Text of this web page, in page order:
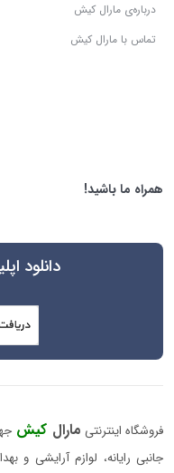
درباره‌ی مارال کیش
تماس با مارال کیش
همراه ما باشید!
دانلود
فروشگاه اینترنتی مارال کیش
جانبی رایانه، لوازم آرایشی و